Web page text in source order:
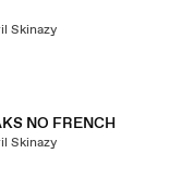
Skinazy
NO FRENCH
Skinazy